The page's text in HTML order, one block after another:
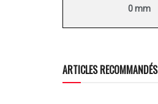
0 mm
ARTICLES RECOMMANDÉS